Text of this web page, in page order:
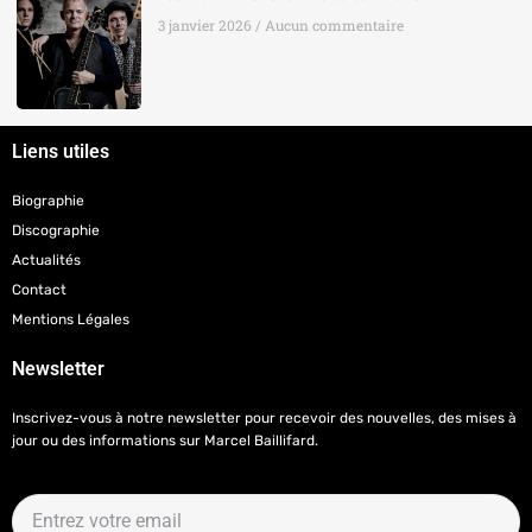
3 janvier 2026 Aucun commentaire
Liens utiles
Biographie
Discographie
Actualités
Contact
Mentions Légales
Newsletter
Inscrivez-vous à notre newsletter pour recevoir des nouvelles, des mises à
jour ou des informations sur Marcel Baillifard.